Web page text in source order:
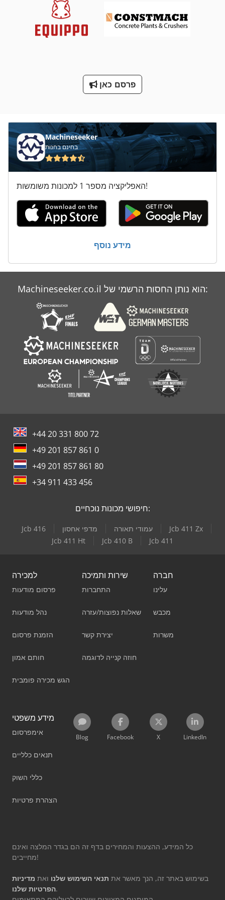
על מיני ואנים
פרסם כאן
Machineseeker
בחינם בחנות
האפליקציה מספר 1 למכונות משומשות!
מידע נוסף
Machineseeker.co.il הוא נותן החסות הרשמי של:
+44 20 331 800 72
+49 201 857 861 0
+49 201 857 861 80
+34 911 433 456
חיפושי מכונות נוכחיים:
Jcb 416 מדפי אחסון עמודי תאורה
Jcb 411 Zx
Jcb 411 Ht
Jcb 410 B Jcb 411
למכירה
פרסום מודעות
נהל מודעות
הזמנת פרסום
חותם אמון
הגש מכירה פומבית
שירות ותמיכה
התחברות
שאלות נפוצות/עזרה
יצירת קשר
חוזה קנייה לדוגמה
חברה
עלינו
מכבש
משרות
מידע משפטי
אימפרסום
תנאים כלליים
כללי השוק
הצהרת פרטיות
Blog Facebook X LinkedIn
כל המידע, ההצעות והמחירים בדף זה הם בגדר המלצה ואינם
מחייבים!
בשימוש באתר זה, הנך מאשר את תנאי השימוש שלנו ואת מדיניות
הפרטיות שלנו.